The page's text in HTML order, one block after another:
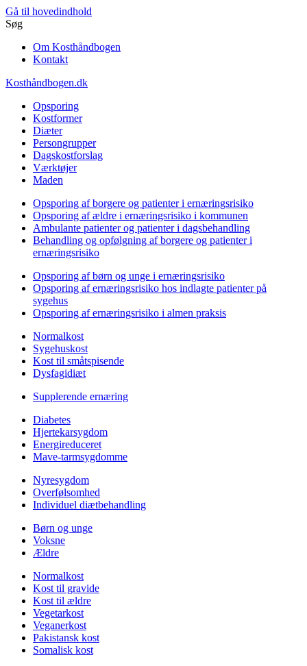
Gå til hovedindhold
Søg
Om Kosthåndbogen
Kontakt
Kosthåndbogen.dk
Opsporing
Kostformer
Diæter
Persongrupper
Dagskostforslag
Værktøjer
Maden
Opsporing af borgere og patienter i ernæringsrisiko
Opsporing af ældre i ernæringsrisiko i kommunen
Ambulante patienter og patienter i dagsbehandling
Behandling og opfølgning af borgere og patienter i
ernæringsrisiko
Opsporing af børn og unge i ernæringsrisiko
Opsporing af ernæringsrisiko hos indlagte patienter på
sygehus
Opsporing af ernæringsrisiko i almen praksis
Normalkost
Sygehuskost
Kost til småtspisende
Dysfagidiæt
Supplerende ernæring
Diabetes
Hjertekarsygdom
Energireduceret
Mave-tarmsygdomme
Nyresygdom
Overfølsomhed
Individuel diætbehandling
Børn og unge
Voksne
Ældre
Normalkost
Kost til gravide
Kost til ældre
Vegetarkost
Veganerkost
Pakistansk kost
Somalisk kost